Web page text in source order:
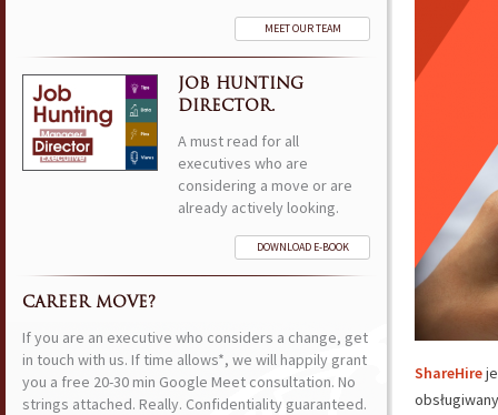
ShareHire
MEET OUR TEAM
JOB HUNTING
DIRECTOR.
A must read for all
executives who are
considering a move or are
already actively looking.
DOWNLOAD E-BOOK
CAREER MOVE?
If you are an executive who considers a change, get
in touch with us. If time allows*, we will happily grant
you a free 20-30 min Google Meet consultation. No
strings attached. Really. Confidentiality guaranteed.